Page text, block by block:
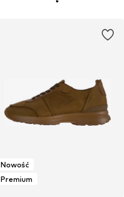
Nowość
Premium